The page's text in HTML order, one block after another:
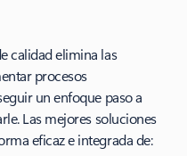
calidad elimina las
procesos
un enfoque paso a
Las mejores soluciones
eficaz e integrada de: